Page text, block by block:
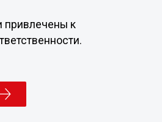
привлечены к